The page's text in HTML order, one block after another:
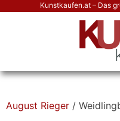
Kunstkaufen.at – Das
August Rieger /